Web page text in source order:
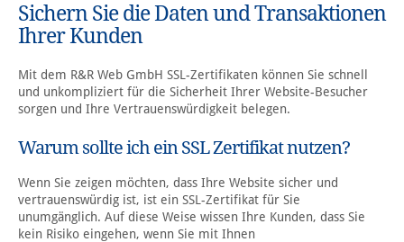
Sichern Sie die Daten und Transaktionen
Ihrer Kunden
Mit dem R&R Web GmbH SSL-Zertifikaten können Sie schnell
und unkompliziert für die Sicherheit Ihrer Website-Besucher
sorgen und Ihre Vertrauenswürdigkeit belegen.
Warum sollte ich ein SSL Zertifikat nutzen?
Wenn Sie zeigen möchten, dass Ihre Website sicher und
vertrauenswürdig ist, ist ein SSL-Zertifikat für Sie
unumgänglich. Auf diese Weise wissen Ihre Kunden, dass Sie
kein Risiko eingehen, wenn Sie mit Ihnen